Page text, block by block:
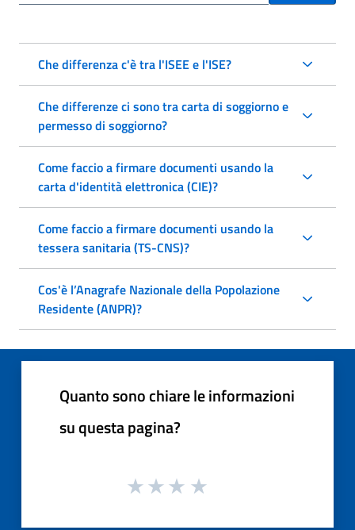
Che differenza c'è tra l'ISEE e l'ISE?
Che differenze ci sono tra carta di soggiorno e
permesso di soggiorno?
Come faccio a firmare documenti usando la
carta d'identità elettronica (CIE)?
Come faccio a firmare documenti usando la
tessera sanitaria (TS-CNS)?
Cos'è l’Anagrafe Nazionale della Popolazione
Residente (ANPR)?
Quanto sono chiare le informazioni
su questa pagina?